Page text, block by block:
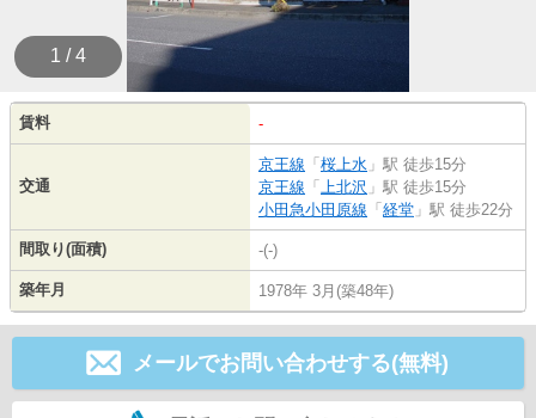
1 / 4
賃料 -
交通
京王線 「 桜上水 」駅 徒歩15分
京王線 「 上北沢 」駅 徒歩15分
小田急小田原線 「 経堂 」駅 徒歩22分
間取り(面積) -(-)
築年月 1978年 3月(築48年)
メールでお問い合わせする(無料)